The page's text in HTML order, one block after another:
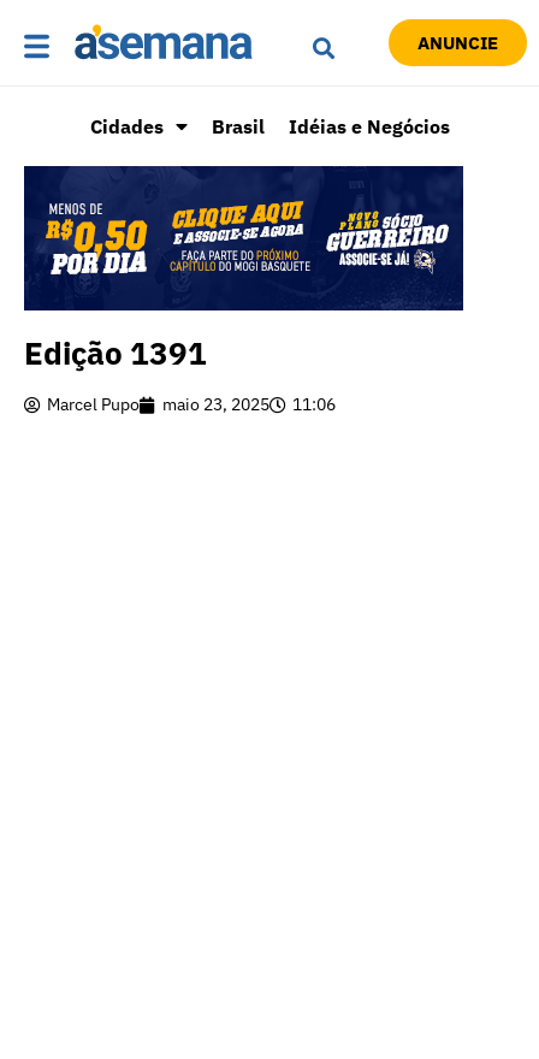
ANUNCIE
Cidades Brasil Idéias e Negócios
Edição 1391
Marcel Pupo maio 23, 2025 11:06